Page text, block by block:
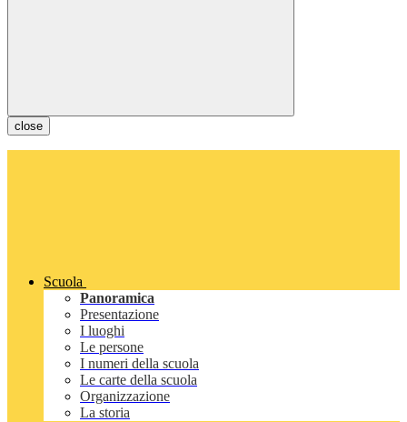
close
Scuola
Panoramica
Presentazione
I luoghi
Le persone
I numeri della scuola
Le carte della scuola
Organizzazione
La storia